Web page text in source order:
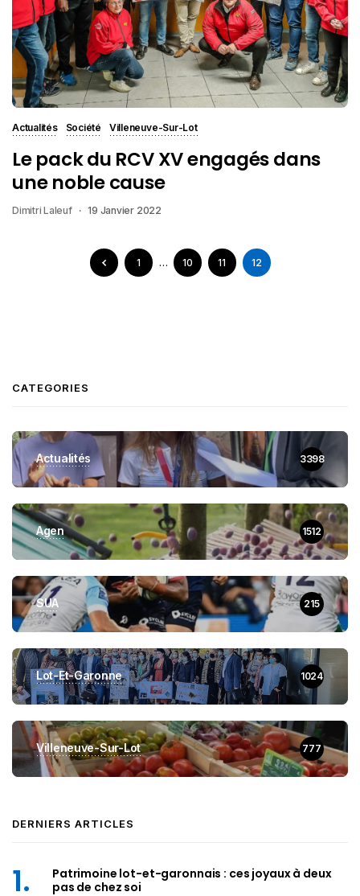
Actualités Société Villeneuve-Sur-Lot
Le pack du RCV XV engagés dans
une noble cause
Dimitri Laleuf 19 Janvier 2022
1 … 10 11 12
CATEGORIES
Actualités 3398
Agen 1512
SUA 215
Lot-Et-Garonne 1024
Villeneuve-Sur-Lot 777
DERNIERS ARTICLES
Patrimoine lot-et-garonnais : ces joyaux à deux
pas de chez soi